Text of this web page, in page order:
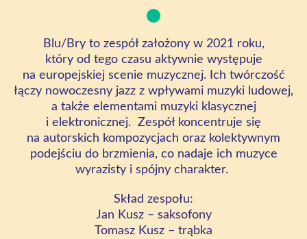
Blu/Bry to zespół założony w 2021 roku,
który od tego czasu aktywnie występuje
na europejskiej scenie muzycznej. Ich twórczość
łączy nowoczesny jazz z wpływami muzyki ludowej,
a także elementami muzyki klasycznej
i elektronicznej. Zespół koncentruje się
na autorskich kompozycjach oraz kolektywnym
podejściu do brzmienia, co nadaje ich muzyce
wyrazisty i spójny charakter.
Skład zespołu:
Jan Kusz – saksofony
Tomasz Kusz – trąbka